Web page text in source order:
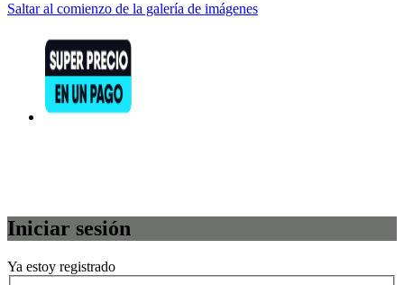
Saltar al comienzo de la galería de imágenes
Iniciar sesión
Ya estoy registrado